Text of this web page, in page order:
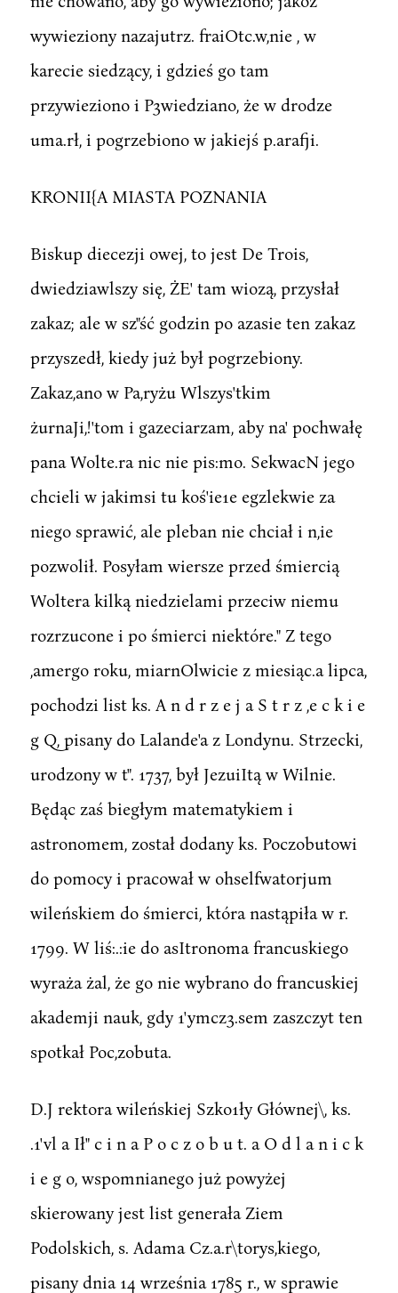
wywieziony nazajutrz. fraiOtc.w,nie , w
karecie siedzący, i gdzieś go tam
przywieziono i P3wiedziano, że w drodze
uma.rł, i pogrzebiono w jakiejś p.arafji.
KRONII{A MIASTA POZNANIA
Biskup diecezji owej, to jest De Trois,
dwiedziawlszy się, ŻE' tam wiozą, przysłał
zakaz; ale w sz"ść godzin po azasie ten zakaz
przyszedł, kiedy już był pogrzebiony.
Zakaz,ano w Pa,ryżu Wlszys'tkim
żurnaJi,!'tom i gazeciarzam, aby na' pochwałę
pana Wolte.ra nic nie pis:mo. SekwacN jego
chcieli w jakimsi tu koś'ie1e egzlekwie za
niego sprawić, ale pleban nie chciał i n,ie
pozwolił. Posyłam wiersze przed śmiercią
Woltera kilką niedzielami przeciw niemu
rozrzucone i po śmierci niektóre." Z tego
,amergo roku, miarnOlwicie z miesiąc.a lipca,
pochodzi list ks. A n d r z e j a S t r z ,e c k i e
g Q, pisany do Lalande'a z Londynu. Strzecki,
urodzony w t". 1737, był JezuiItą w Wilnie.
Będąc zaś biegłym matematykiem i
astronomem, został dodany ks. Poczobutowi
do pomocy i pracował w ohselfwatorjum
wileńskiem do śmierci, która nastąpiła w r.
1799. W liś:.:ie do asItronoma francuskiego
wyraża żal, że go nie wybrano do francuskiej
akademji nauk, gdy 1'ymcz3.sem zaszczyt ten
spotkał Poc,zobuta.
D.J rektora wileńskiej Szko1ły Głównej\, ks.
.1'vl a Ił" c i n a P o c z o b u t. a O d l a n i c k
i e g o, wspomnianego już powyżej
skierowany jest list generała Ziem
Podolskich, s. Adama Cz.a.r\torys,kiego,
pisany dnia 14 września 1785 r., w sprawie